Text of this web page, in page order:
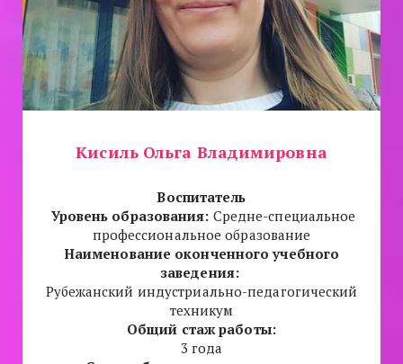
Кисиль Ольга Владимировна
Воспитатель
Уровень образования: Средне-специальное
профессиональное образование
Наименование оконченного учебного
заведения:
Рубежанский индустриально-педагогический
техникум
Общий стаж работы:
3 года